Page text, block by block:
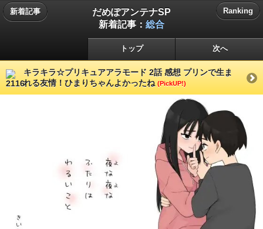
新着記事
だめぽアンテナSP
新着記事： 総合
Ranking
トップ 次へ
キラキラ☆プリキュアアラモード 2話 感想 プリンで生ま
れる友情！ひまりちゃんよかったね (PickUP!)